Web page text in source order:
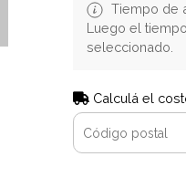
Tiempo de
Luego el
seleccionado.
Calculá el